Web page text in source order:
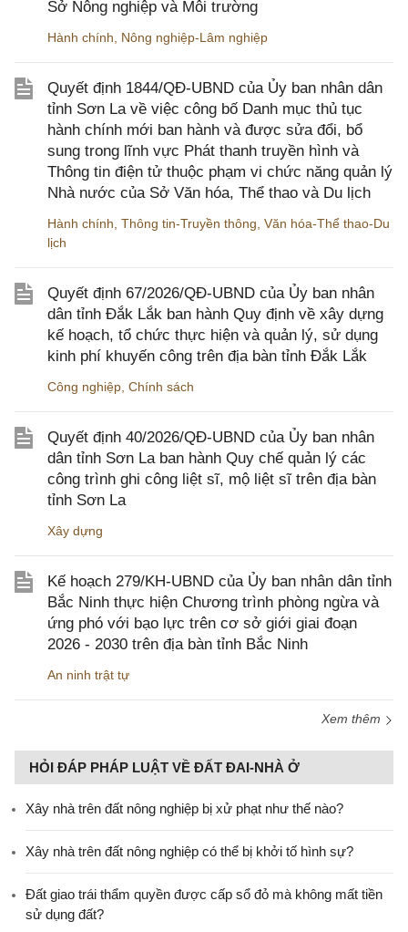
Sở Nông nghiệp và Môi trường
Hành chính, Nông nghiệp-Lâm nghiệp
Quyết định 1844/QĐ-UBND của Ủy ban nhân dân
tỉnh Sơn La về việc công bố Danh mục thủ tục
hành chính mới ban hành và được sửa đổi, bổ
sung trong lĩnh vực Phát thanh truyền hình và
Thông tin điện tử thuộc phạm vi chức năng quản lý
Nhà nước của Sở Văn hóa, Thể thao và Du lịch
Hành chính, Thông tin-Truyền thông, Văn hóa-Thể thao-Du
lịch
Quyết định 67/2026/QĐ-UBND của Ủy ban nhân
dân tỉnh Đắk Lắk ban hành Quy định về xây dựng
kế hoạch, tổ chức thực hiện và quản lý, sử dụng
kinh phí khuyến công trên địa bàn tỉnh Đắk Lắk
Công nghiệp, Chính sách
Quyết định 40/2026/QĐ-UBND của Ủy ban nhân
dân tỉnh Sơn La ban hành Quy chế quản lý các
công trình ghi công liệt sĩ, mộ liệt sĩ trên địa bàn
tỉnh Sơn La
Xây dựng
Kế hoạch 279/KH-UBND của Ủy ban nhân dân tỉnh
Bắc Ninh thực hiện Chương trình phòng ngừa và
ứng phó với bạo lực trên cơ sở giới giai đoạn
2026 - 2030 trên địa bàn tỉnh Bắc Ninh
An ninh trật tự
Xem thêm
HỎI ĐÁP PHÁP LUẬT VỀ ĐẤT ĐAI-NHÀ Ở
Xây nhà trên đất nông nghiệp bị xử phạt như thế nào?
Xây nhà trên đất nông nghiệp có thể bị khởi tố hình sự?
Đất giao trái thẩm quyền được cấp sổ đỏ mà không mất tiền
sử dụng đất?